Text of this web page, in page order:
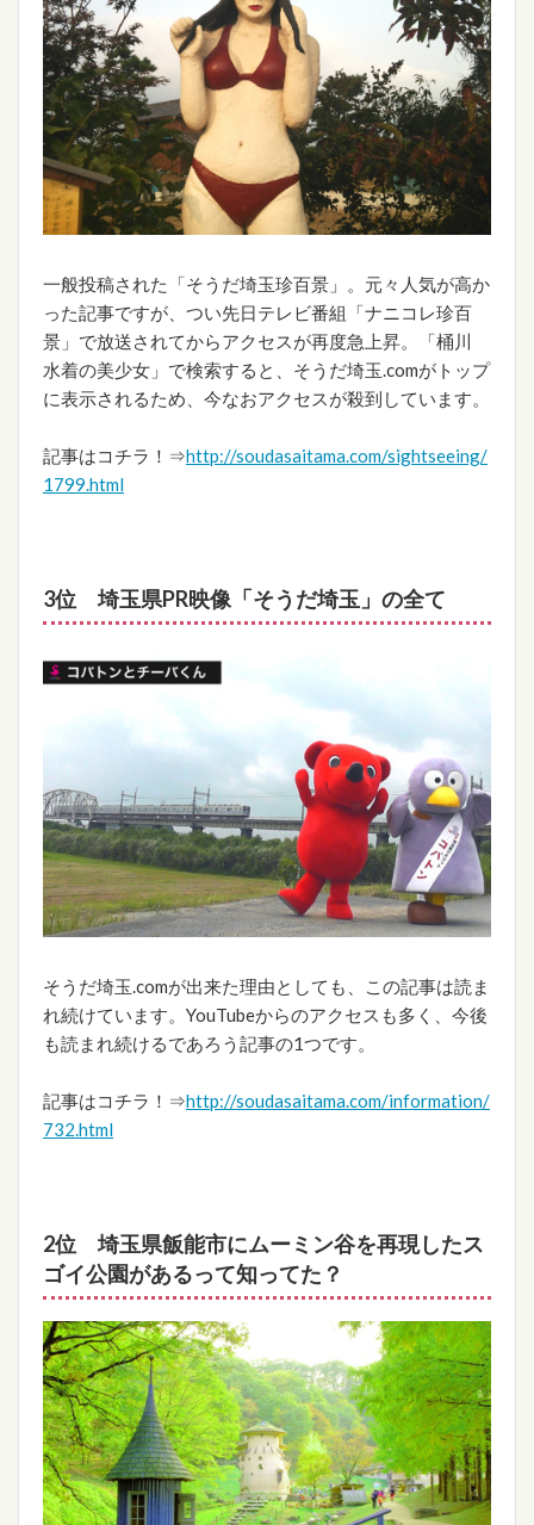
一般投稿された「そうだ埼玉珍百景」。元々人気が高か
った記事ですが、つい先日テレビ番組「ナニコレ珍百
景」で放送されてからアクセスが再度急上昇。「桶川
水着の美少女」で検索すると、そうだ埼玉.comがトップ
に表示されるため、今なおアクセスが殺到しています。
記事はコチラ！⇒http://soudasaitama.com/sightseeing/
1799.html
3位 埼玉県PR映像「そうだ埼玉」の全て
そうだ埼玉.comが出来た理由としても、この記事は読ま
れ続けています。YouTubeからのアクセスも多く、今後
も読まれ続けるであろう記事の1つです。
記事はコチラ！⇒http://soudasaitama.com/information/
732.html
2位 埼玉県飯能市にムーミン谷を再現したス
ゴイ公園があるって知ってた？